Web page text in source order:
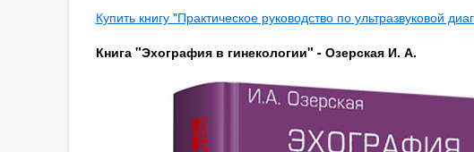
Купить книгу "Практическое руководство по ультразвуковой
Книга "Эхография в гинекологии" - Озерская И. А.